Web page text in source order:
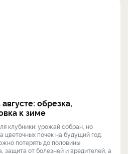
обрезка,
к зиме
клубники: урожай собран, но
цветочных почек на будущий год.
потерять до половины
защита от болезней и вредителей, а